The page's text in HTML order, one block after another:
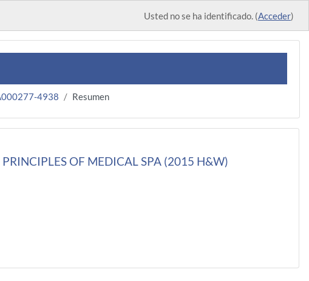
Usted no se ha identificado. (Acceder)
4938 Resumen
OF MEDICAL SPA (2015 H&W)